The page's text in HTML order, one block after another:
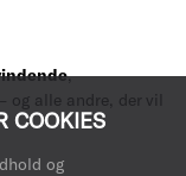
COOKIES
og
,
alle andre, der vil